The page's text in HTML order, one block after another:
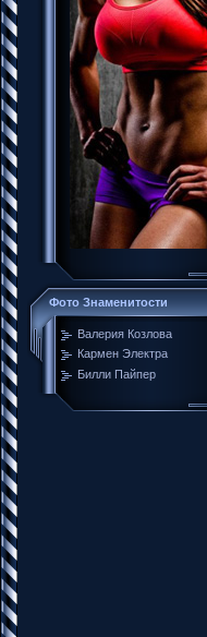
Фото Знаменитости
Валерия Козлова
Кармен Электра
Билли Пайпер